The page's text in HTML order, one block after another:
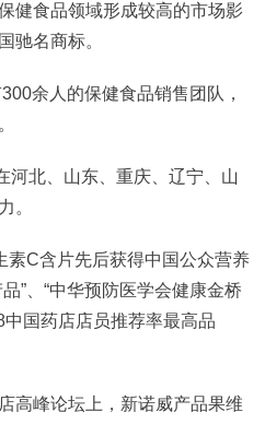
健食品领域形成较高的市场影
驰名商标。
余人的保健食品销售团队，
河北、山东、重庆、辽宁、山
。
素C含片先后获得中国公众营养
”、“中华预防医学会健康金桥
中国药店店员推荐率最高品
高峰论坛上，新诺威产品果维